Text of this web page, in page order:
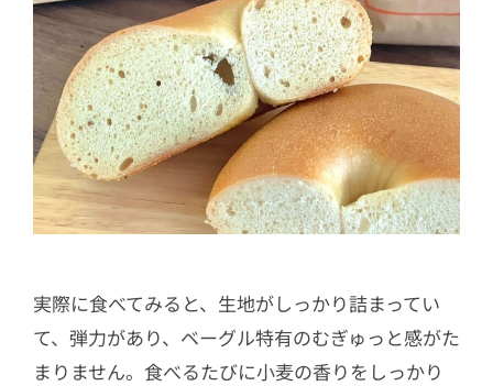
実際に食べてみると、生地がしっかり詰まってい
て、弾力があり、ベーグル特有のむぎゅっと感がた
まりません。食べるたびに小麦の香りをしっかり